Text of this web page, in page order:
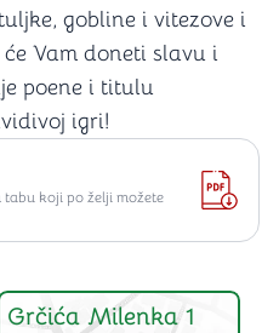
gobline i vitezove i
Vam doneti slavu i
poene i titulu
igri!
tabu koji po želji možete
Grčića Milenka 1